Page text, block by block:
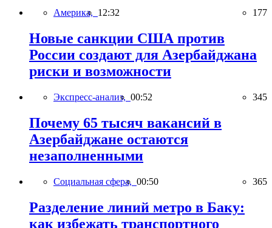
Америка, 12:32 177
Новые санкции США против
России создают для Азербайджана
риски и возможности
Экспресс-анализ, 00:52 345
Почему 65 тысяч вакансий в
Азербайджане остаются
незаполненными
Социальная сфера, 00:50 365
Разделение линий метро в Баку:
как избежать транспортного